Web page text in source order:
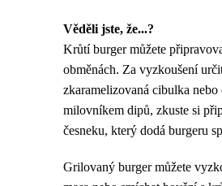
Věděli jste, že...?
Krůtí burger můžete
obměnách. Za vyzkoušení
zkaramelizovaná cibulka nebo
milovníkem dipů, zkuste si
česneku, který dodá burgeru
Grilovaný burger můžete